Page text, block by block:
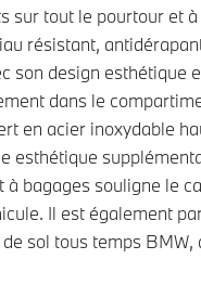
sur tout le pourtour et à
résistant,
son design esthétique
dans le
en acier inoxydable
esthétique
à bagages souligne le
Il est également
sol tous temps BMW,